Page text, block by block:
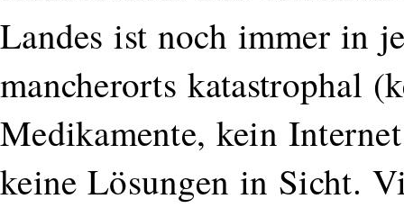
Landes ist noch immer in
mancherorts katastrophal
Medikamente, kein
keine Lösungen in Sicht.